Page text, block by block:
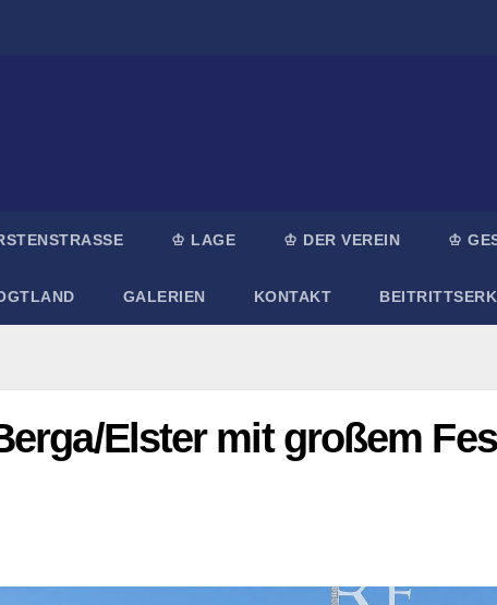
♔ LAGE ♔ DER VEREIN ♔
GALERIEN KONTAKT
Elster mit großem